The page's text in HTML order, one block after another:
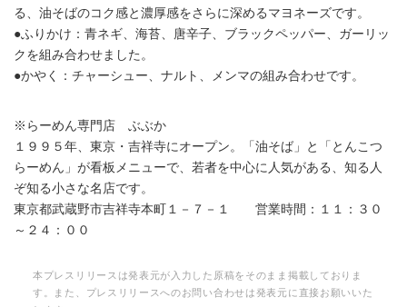
る、油そばのコク感と濃厚感をさらに深めるマヨネーズです。
●ふりかけ：青ネギ、海苔、唐辛子、ブラックペッパー、ガーリッ
クを組み合わせました。
●かやく：チャーシュー、ナルト、メンマの組み合わせです。
※らーめん専門店 ぶぶか
１９９５年、東京・吉祥寺にオープン。「油そば」と「とんこつ
らーめん」が看板メニューで、若者を中心に人気がある、知る人
ぞ知る小さな名店です。
東京都武蔵野市吉祥寺本町１－７－１ 営業時間：１１：３０
～２４：００
本プレスリリースは発表元が入力した原稿をそのまま掲載しておりま
す。また、プレスリリースへのお問い合わせは発表元に直接お願いいた